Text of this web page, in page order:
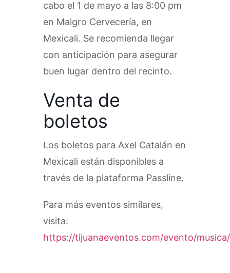
cabo el 1 de mayo a las 8:00 pm
en Malgro Cervecería, en
Mexicali. Se recomienda llegar
con anticipación para asegurar
buen lugar dentro del recinto.
Venta de
boletos
Los boletos para Axel Catalán en
Mexicali están disponibles a
través de la plataforma Passline.
Para más eventos similares,
visita:
https://tijuanaeventos.com/evento/musica/